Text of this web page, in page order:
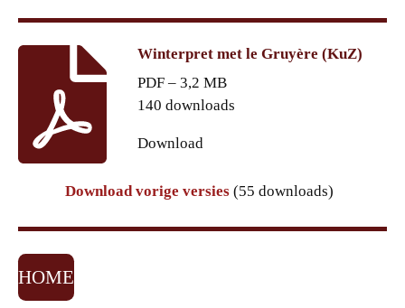
Winterpret met le Gruyère (KuZ)
PDF – 3,2 MB
140 downloads
Download
Download vorige versies (55 downloads)
HOME